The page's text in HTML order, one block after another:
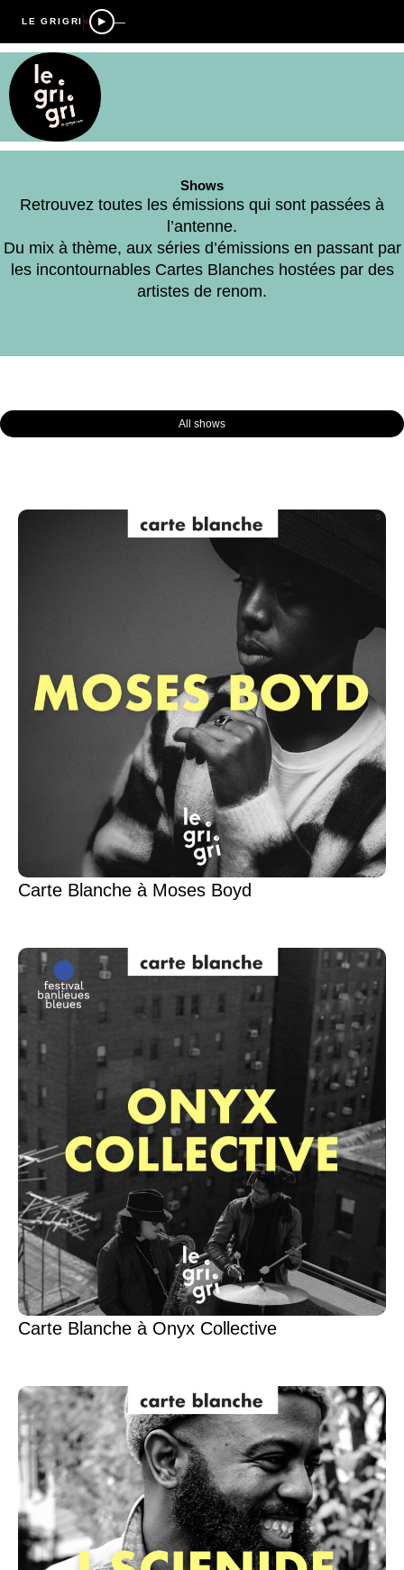
LE GRIGRI —
Shows
Retrouvez toutes les émissions qui sont passées à
l’antenne.
Du mix à thème, aux séries d’émissions en passant par
les incontournables Cartes Blanches hostées par des
artistes de renom.
All shows
Carte Blanche à Moses Boyd
Carte Blanche à Onyx Collective
Page Page